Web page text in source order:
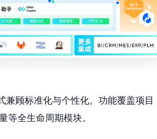
兼顾标准化与个性化。功能覆盖项目
等全生命周期模块。